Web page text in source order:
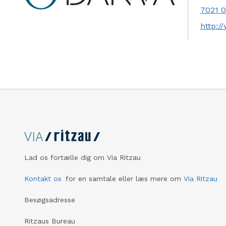
7021
http://
Lad os fortælle dig om Via Ritzau
Kontakt os for en samtale eller læs mere om Via Ritzau
Besøgsadresse
Ritzaus Bureau